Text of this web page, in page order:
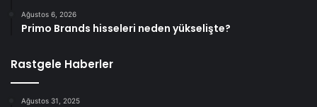
Ağustos 6, 2026
Primo Brands hisseleri neden yükselişte?
Rastgele Haberler
Ağustos 31, 2025